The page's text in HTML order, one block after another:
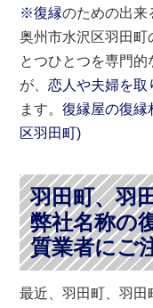
※復縁のための出来
奥州市水沢区羽田町
とつひとつを専門
が、恋人や夫婦を取
ます。復縁屋の復縁
区羽田町)
羽田町、羽
弊社名称の
質業者にご
最近、羽田町、羽